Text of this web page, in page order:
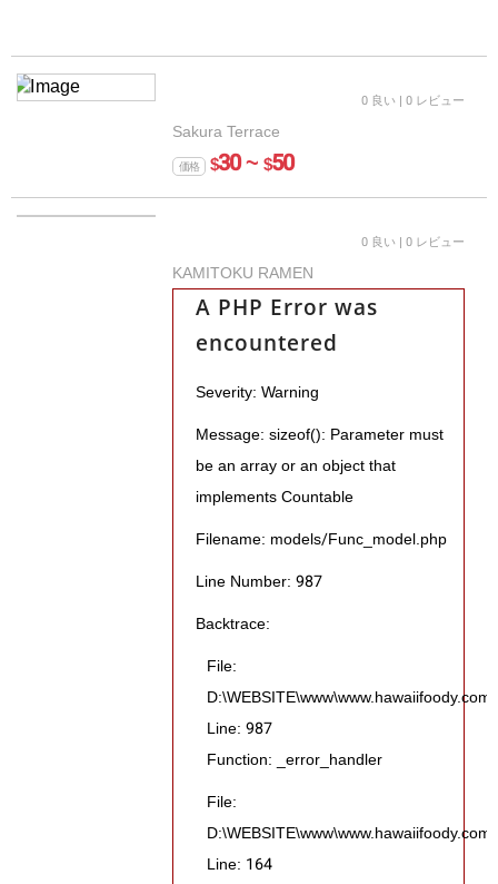
0 良い | 0 レビュー
Sakura Terrace
価格 $30 ~$50
0 良い | 0 レビュー
KAMITOKU RAMEN
A PHP Error was
encountered
Severity: Warning
Message: sizeof(): Parameter must
be an array or an object that
implements Countable
Filename: models/Func_model.php
Line Number: 987
Backtrace:
File:
Line: 987
Function: _error_handler
File:
Line: 164